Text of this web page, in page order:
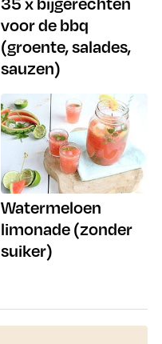
voor de bbq
(groente, salades,
sauzen)
Watermeloen
limonade (zonder
suiker)